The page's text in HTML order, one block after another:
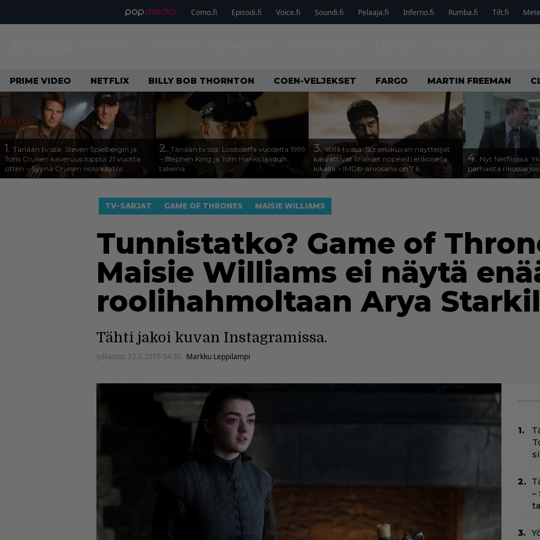
Como.fi Episodi.fi Voice.fi Soundi.fi Pelaaja.fi Inferno.fi Rumba.fi Tilt.fi
PRIME VIDEO NETFLIX BILLY BOB THORNTON COEN-VELJEKSET FARGO MARTIN FREEMAN
1. Tänään tv:ssä: Steven Spielbergin ja
Tom Cruisen kaveruus loppui 21 vuotta
sitten – Syynä Cruisen nolo käytös
2. Tänään tv:ssä: Loistoleffa vuodelta 1999
– Stephen King ja Tom Hanks laadun
takeina
3. Yöllä tv:ssä: Sotaelokuvan näyttelijät
kasvattivat lihakset nopeasti erikoisella
kikalla – IMDb-arvosana on 7,6
4. Nyt Netflixissä:
parhaista
TV-SARJAT GAME OF THRONES MAISIE WILLIAMS
Tunnistatko? Game of
Maisie Williams ei näytä
roolihahmoltaan Arya
Tähti jakoi kuvan Instagramissa.
Julkaistu: 22.5.2019 04:30 Markku Leppilampi
–